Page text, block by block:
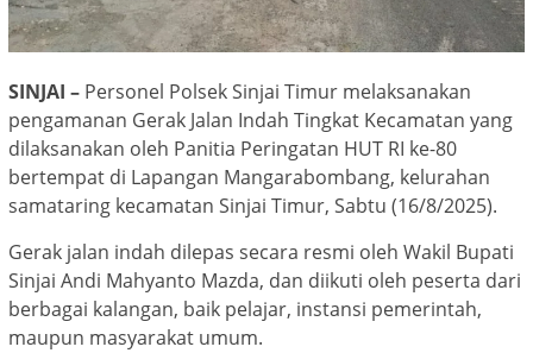
SINJAI – Personel Polsek Sinjai Timur melaksanakan
pengamanan Gerak Jalan Indah Tingkat Kecamatan yang
dilaksanakan oleh Panitia Peringatan HUT RI ke-80
bertempat di Lapangan Mangarabombang, kelurahan
samataring kecamatan Sinjai Timur, Sabtu (16/8/2025).
Gerak jalan indah dilepas secara resmi oleh Wakil Bupati
Sinjai Andi Mahyanto Mazda, dan diikuti oleh peserta dari
berbagai kalangan, baik pelajar, instansi pemerintah,
maupun masyarakat umum.